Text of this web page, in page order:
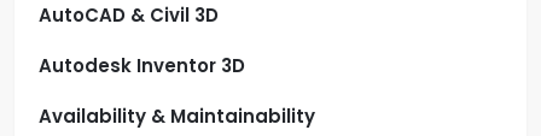
AutoCAD & Civil 3D
Autodesk Inventor 3D
Availability & Maintainability